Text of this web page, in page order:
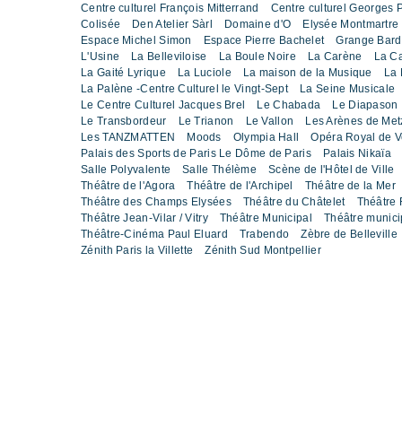
Centre culturel François Mitterrand
Centre culturel Georges
Colisée
Den Atelier Sàrl Domaine d'O
Elysée Montmartre
Espace Michel Simon
Espace Pierre Bachelet
Grange
L'Usine
La Belleviloise La Boule Noire La Carène
La
La Gaité Lyrique
La Luciole La maison de la Musique
La
La Palène -Centre Culturel le Vingt-Sept
La Seine Musicale
Le Centre Culturel Jacques Brel
Le Chabada
Le Diapason
Le Transbordeur
Le Trianon Le Vallon
Les Arènes de
Les TANZMATTEN
Moods Olympia Hall
Opéra Royal de
Palais des Sports de Paris Le Dôme de Paris
Palais Nikaïa
Salle Polyvalente
Salle Thélème
Scène de l'Hôtel de Ville
Théâtre de l'Agora
Théâtre de l'Archipel
Théâtre de la Mer
Théâtre des Champs Elysées
Théâtre du Châtelet
Théâtre
Théâtre Jean-Vilar / Vitry
Théâtre Municipal
Théâtre
Théâtre-Cinéma Paul Eluard
Trabendo
Zèbre de Belleville
Zénith Paris la Villette
Zénith Sud Montpellier